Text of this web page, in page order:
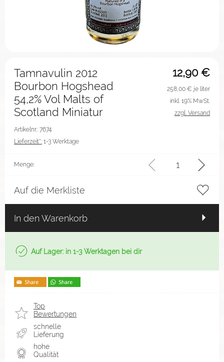
12,90 €
Tamnavulin 2012
Bourbon Hogshead
54,2% Vol Malts of
Scotland Miniatur
Artikelnr.: 7674
Lieferzeit*: 1-3 Werktage
258,00 € je liter
inkl. 19% MwSt.
zzgl. Versand
Menge:
Auf die Merkliste
In den Warenkorb
Auf Lager: in 1-3 Werktagen bei dir
Top
Bewertungen
schnelle
Lieferung
hohe
Qualität